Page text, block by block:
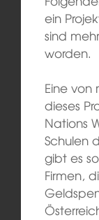
ein
sind
worden.
Eine von
dieses
Nations
Schulen
gibt es
Firmen,